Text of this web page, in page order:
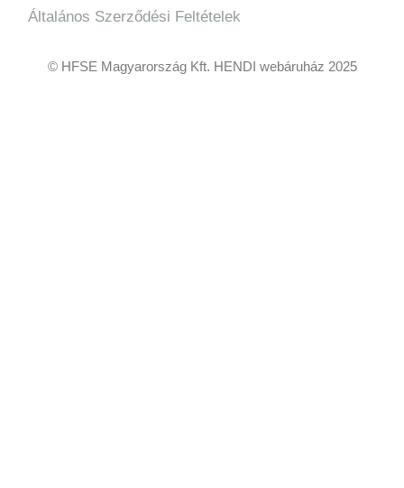
Általános Szerződési Feltételek
© HFSE Magyarország Kft. HENDI webáruház 2025